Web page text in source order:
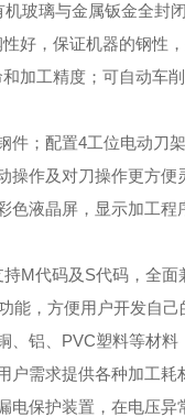
璃与金属钣金全封
好，保证机器的钢性
加工精度；可自动车
；配置4工位电动刀架
作及对刀操作更方便
液晶屏，显示加工程
代码及S代码，全面
能，方便用户开发自己
铝、PVC塑料等材料
需求提供各种加工耗
保护装置，在电压异